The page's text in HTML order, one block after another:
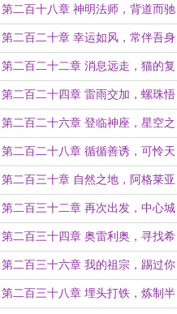
人！
第二百十八章 神明法师，背道而驰
第二百二十章 幸运如风，常伴吾身
第二百二十二章 消息远走，猫的复
仇
第二百二十四章 雷雨交加，螺珠悟
风
第二百二十六章 登临神座，星空之
上
第二百二十八章 循循善诱，可怜天
下父母心
第二百三十章 自然之地，阿格莱亚
的迷宫
第二百三十二章 再次出发，中心城
之旅
第二百三十四章 奥雷利奥，寻找希
尔的睡觉之旅
第二百三十六章 我的祖宗，踢过你
的屁股
第二百三十八章 埋头打铁，炼制半